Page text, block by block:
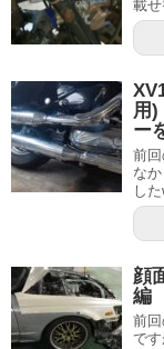
載
用)
ー
前
な
し
顔
編
前
で